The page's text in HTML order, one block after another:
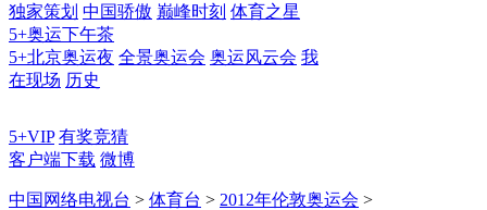
独家策划 中国骄傲 巅峰时刻 体育之星
5+奥运下午茶
5+北京奥运夜 全景奥运会 奥运风云会 我
在现场 历史
5+VIP 有奖竞猜
客户端下载 微博
中国网络电视台 > 体育台 > 2012年伦敦奥运会 >